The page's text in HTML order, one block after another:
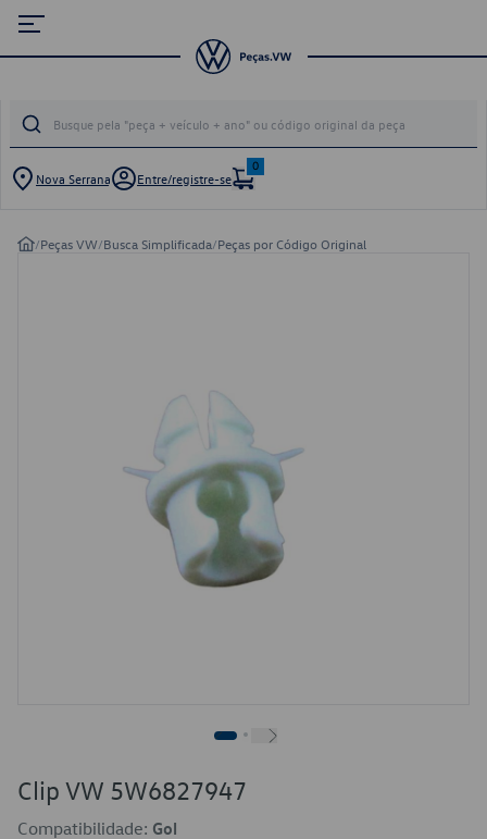
Nova Serrana Entre/registre-se
0
/Peças VW/Busca Simplificada/Peças por Código Original
Clip VW 5W6827947
Compatibilidade: Gol